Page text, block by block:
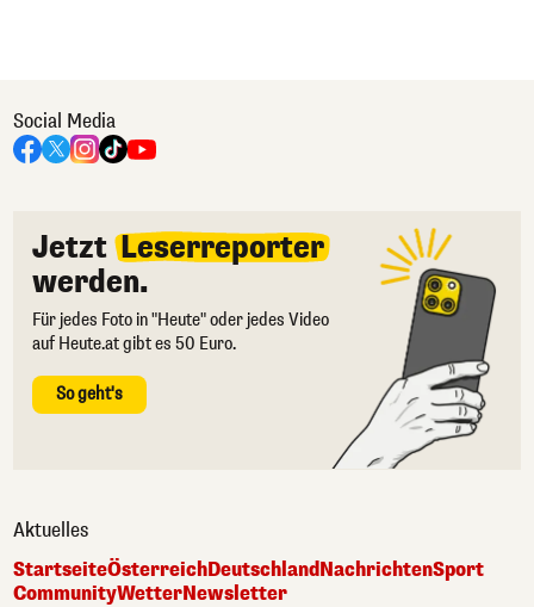
Social Media
Jetzt Leserreporter
werden.
Für jedes Foto in "Heute" oder jedes Video
auf Heute.at gibt es 50 Euro.
So geht's
Aktuelles
StartseiteÖsterreichDeutschlandNachrichtenSport
CommunityWetterNewsletter